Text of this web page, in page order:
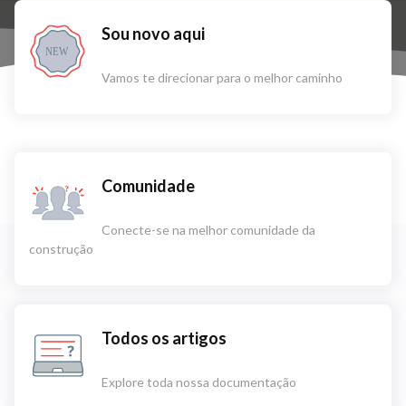
NEW
Sou novo aqui
Vamos te direcionar para o melhor caminho
Comunidade
Conecte-se na melhor comunidade da
construção
Todos os artigos
Explore toda nossa documentação